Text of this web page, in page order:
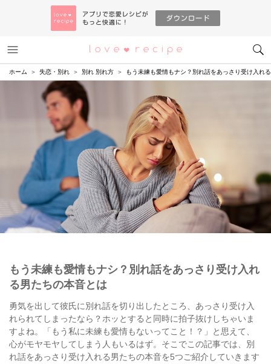
恋愛レシピ
ホーム 失恋・別れ 別れ 別れ方 もう未練も愛情もナシ？別れ話をあっさり受け入れ
もう未練も愛情もナシ？別れ話をあっさり受け入れ
る男たちの本音とは
勇気を出して彼氏に別れ話を切り出したところ、あっさり受け入
れられてしまったなら？ホッとすると同時に拍子抜けしちゃいま
すよね。「もう私に未練も愛情もないってこと！？」と思えて、
心がモヤモヤしてしまう人もいるはず。そこでこの記事では、別
れ話をあっさり受け入れる男たちの本音を5つご紹介していきます